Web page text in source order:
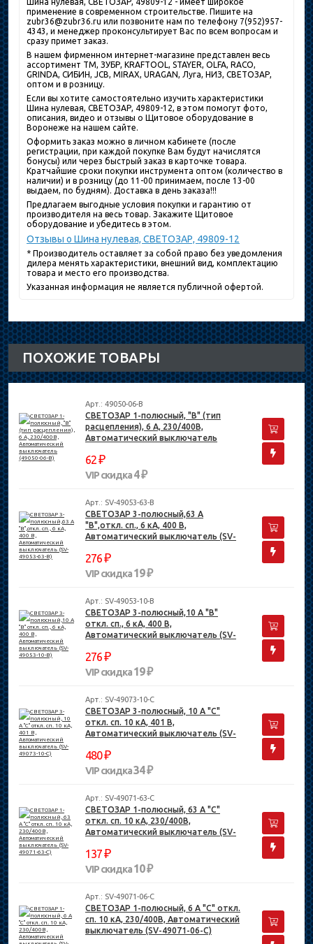
Шина нулевая, СВЕТОЗАР, 49809-12 - имеет широкое
применение в современном строительстве. Пишите на
zubr36@zubr36.ru или позвоните нам по телефону 7(952)957-
4343, и менеджер проконсультирует Вас по всем вопросам и
сразу примет заказ.
В нашем фирменном интернет-магазине представлен весь
ассортимент ТМ, ЗУБР, KRAFTOOL, STAYER, OLFA, RACO,
GRINDA, СИБИН, JCB, MIRAX, URAGAN, Луга, НИЗ, СВЕТОЗАР,
оптом и в розницу.
Если вы хотите самостоятельно изучить характеристики
Шина нулевая, СВЕТОЗАР, 49809-12, в этом помогут фото,
описания, видео и отзывы о Щитовое оборудование в
Воронеже на нашем сайте.
Оформить заказ можно в личном кабинете (после
регистрации, при каждой покупке Вам будут начислятся
бонусы) или через быстрый заказ в карточке товара.
Кратчайшие сроки покупки инструмента оптом (количество в
наличии) и в розницу (до 11-00 принимаем, после 13-00
выдаем, по будням). Доставка в день заказа!!!
Предлагаем выгодные условия покупки и гарантию от
производителя на весь товар. Закажите Щитовое
оборудование и убедитесь в этом.
Отзывы о Шина нулевая, СВЕТОЗАР, 49809-12
* Производитель оставляет за собой право без уведомления
дилера менять характеристики, внешний вид, комплектацию
товара и место его производства.
Указанная информация не является публичной офертой.
ПОХОЖИЕ ТОВАРЫ
Арт.: 49050-06-B
СВЕТОЗАР 1-полюсный, "B" (тип
расцепления), 6 А, 230/400В,
Автоматический выключатель
62₽
VIP скидка4 ₽
Арт.: SV-49053-63-B
СВЕТОЗАР 3-полюсный,63 A
"B",откл. сп., 6 кА, 400 В,
Автоматический выключатель (SV-
276₽
VIP скидка19 ₽
Арт.: SV-49053-10-B
СВЕТОЗАР 3-полюсный,10 A "B"
откл. сп., 6 кА, 400 В,
Автоматический выключатель (SV-
276₽
VIP скидка19 ₽
Арт.: SV-49073-10-C
СВЕТОЗАР 3-полюсный, 10 A "C"
откл. сп. 10 кА, 401 В,
Автоматический выключатель (SV-
480₽
VIP скидка34 ₽
Арт.: SV-49071-63-C
СВЕТОЗАР 1-полюсный, 63 A "C"
откл. сп. 10 кА, 230/400В,
Автоматический выключатель (SV-
137₽
VIP скидка10 ₽
Арт.: SV-49071-06-C
СВЕТОЗАР 1-полюсный, 6 A "C" откл.
сп. 10 кА, 230/400В, Автоматический
выключатель (SV-49071-06-C)